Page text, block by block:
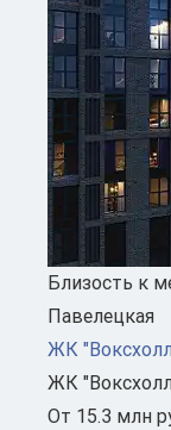
Близость к
Павелецкая
ЖК
ЖК
От 15.3 млн